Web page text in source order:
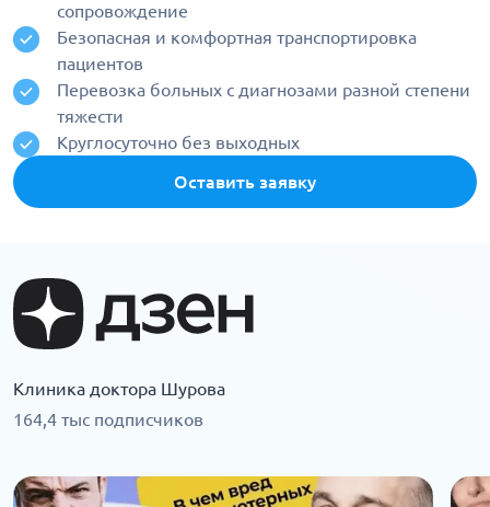
сопровождение
Безопасная и комфортная транспортировка
пациентов
Перевозка больных с диагнозами разной степени
тяжести
Круглосуточно без выходных
Оставить заявку
Клиника доктора Шурова
164,4 тыс подписчиков